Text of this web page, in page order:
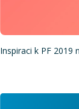
Inspiraci k PF 2019